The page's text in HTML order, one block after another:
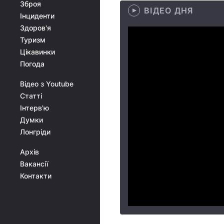
Зброя
Інциденти
Здоров'я
Туризм
Цікавинки
Погода
Відео з Youtube
Статті
Інтерв'ю
Думки
Лонгріди
Архів
Вакансії
Контакти
ВІДЕО ДНЯ